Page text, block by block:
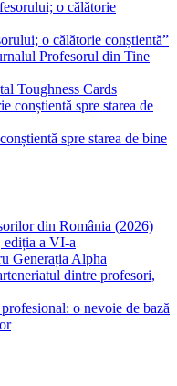
o călătorie conștientă”
Profesorul din Tine
Toughness Cards
spre starea de bine
din România (2026)
ediția a VI-a
Generația Alpha
dintre profesori,
o nevoie de bază